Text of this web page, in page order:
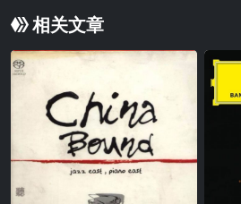
相关文章